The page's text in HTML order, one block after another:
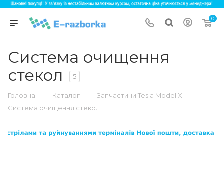
0
Система очищення
стекол
5
Головна — Каталог — Запчастини Tesla Model X —
Система очищення стекол